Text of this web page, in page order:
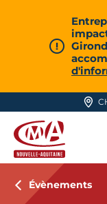
CMA
Évènements